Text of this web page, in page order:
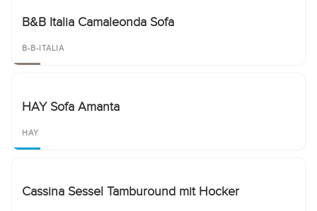
B&B Italia Camaleonda Sofa
B-B-ITALIA
HAY Sofa Amanta
HAY
Cassina Sessel Tamburound mit Hocker